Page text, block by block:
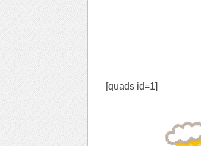
[quads id=1]